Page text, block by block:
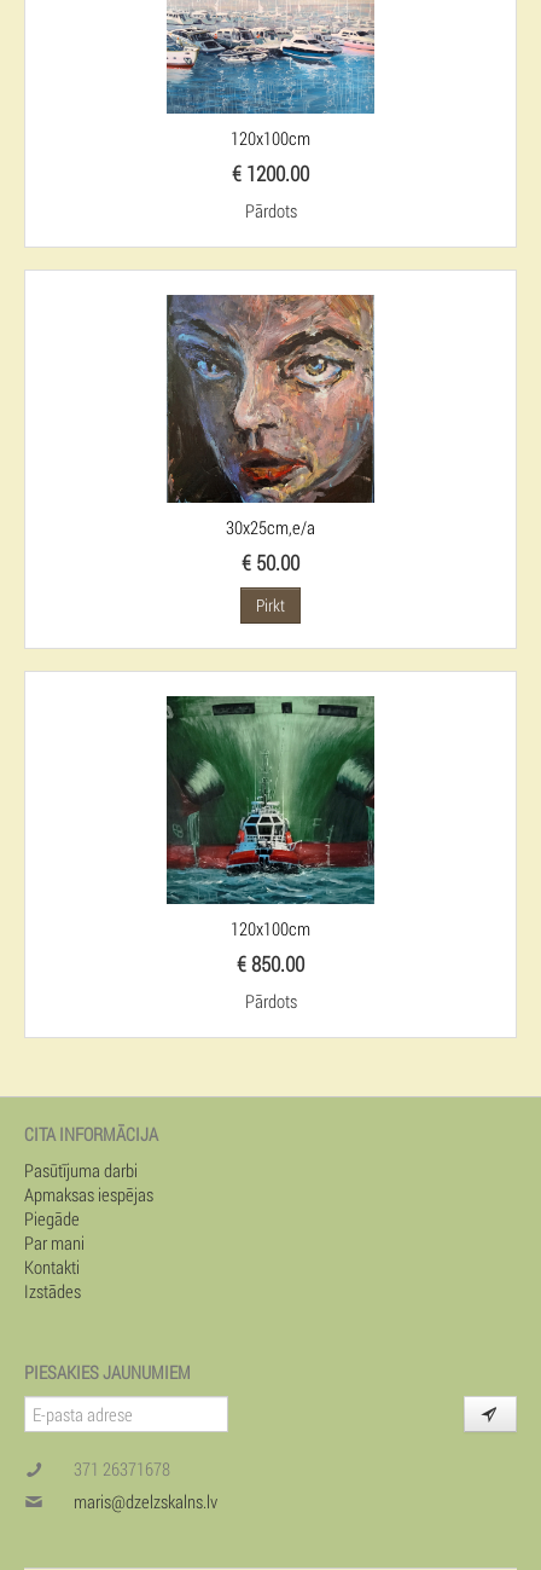
120x100cm
€ 1200.00
Pārdots
30x25cm,e/a
€ 50.00
Pirkt
120x100cm
€ 850.00
Pārdots
CITA INFORMĀCIJA
Pasūtījuma darbi
Apmaksas iespējas
Piegāde
Par mani
Kontakti
Izstādes
PIESAKIES JAUNUMIEM
371 26371678
maris@dzelzskalns.lv